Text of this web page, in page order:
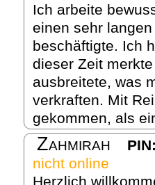
Ich arbeite
einen sehr
beschäftigte. Ich
dieser Zeit
ausbreitete, was
verkraften. Mit
gekommen, als
Zahmirah
nicht online
Herzlich